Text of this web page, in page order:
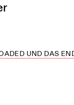
UND DAS